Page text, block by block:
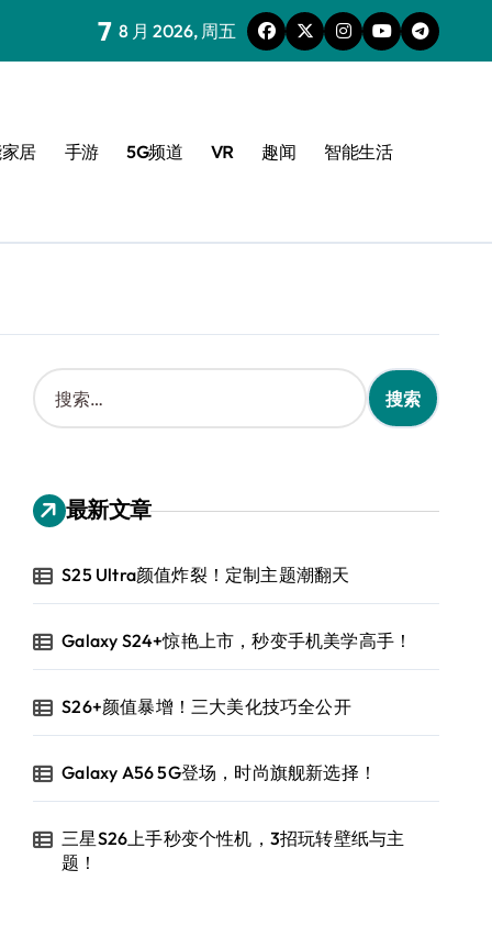
7 8 月 2026, 周五
居 手游 5G频道 VR 趣闻 智能生活
搜
索
：
最新文章
S25 Ultra颜值炸裂！定制主题潮翻天
Galaxy S24+惊艳上市，秒变手机美学高手！
S26+颜值暴增！三大美化技巧全公开
Galaxy A56 5G登场，时尚旗舰新选择！
三星S26上手秒变个性机，3招玩转壁纸与主
题！